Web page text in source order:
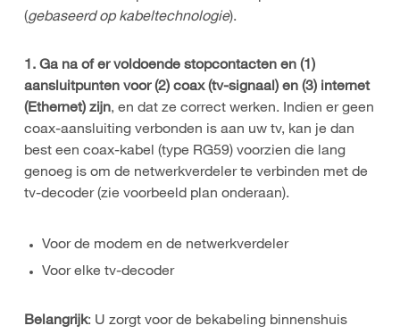
(gebaseerd op kabeltechnologie).
1. Ga na of er voldoende stopcontacten en (1)
aansluitpunten voor (2) coax (tv-signaal) en (3) internet
(Ethernet) zijn, en dat ze correct werken. Indien er geen
coax-aansluiting verbonden is aan uw tv, kan je dan
best een coax-kabel (type RG59) voorzien die lang
genoeg is om de netwerkverdeler te verbinden met de
tv-decoder (zie voorbeeld plan onderaan).
Voor de modem en de netwerkverdeler
Voor elke tv-decoder
Belangrijk: U zorgt voor de bekabeling binnenshuis